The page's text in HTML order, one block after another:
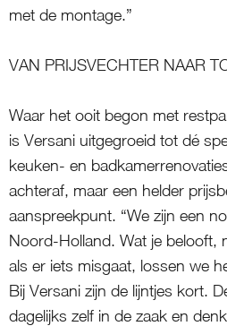
met de montage.”
VAN PRIJSVECHTER NAAR
Waar het ooit begon met
is Versani uitgegroeid tot dé
keuken- en
achteraf, maar een helder
aanspreekpunt. “We zijn een
Noord-Holland. Wat je belooft,
als er iets misgaat, lossen we
Bij Versani zijn de lijntjes kort.
dagelijks zelf in de zaak en